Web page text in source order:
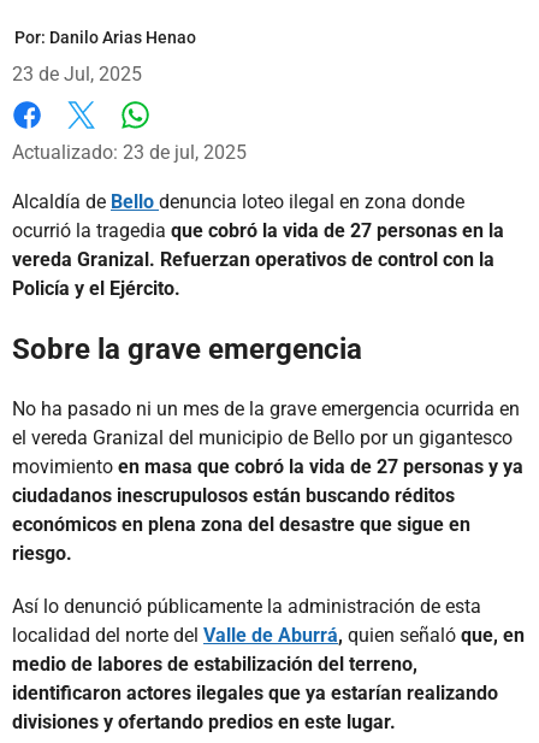
Por: Danilo Arias Henao
23 de Jul, 2025
Facebook
X
Actualizado: 23 de jul, 2025
Alcaldía de Bello denuncia loteo ilegal en zona donde
ocurrió la tragedia que cobró la vida de 27 personas en la
vereda Granizal. Refuerzan operativos de control con la
Policía y el Ejército.
Sobre la grave emergencia
No ha pasado ni un mes de la grave emergencia ocurrida en
el vereda Granizal del municipio de Bello por un gigantesco
movimiento en masa que cobró la vida de 27 personas y ya
ciudadanos inescrupulosos están buscando réditos
económicos en plena zona del desastre que sigue en
riesgo.
Así lo denunció públicamente la administración de esta
localidad del norte del Valle de Aburrá, quien señaló que, en
medio de labores de estabilización del terreno,
identificaron actores ilegales que ya estarían realizando
divisiones y ofertando predios en este lugar.